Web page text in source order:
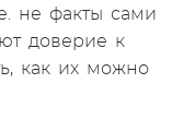
не факты сами
доверие к
как их можно